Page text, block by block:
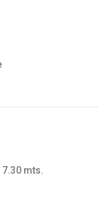
mts.